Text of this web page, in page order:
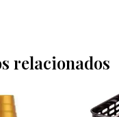
relacionados